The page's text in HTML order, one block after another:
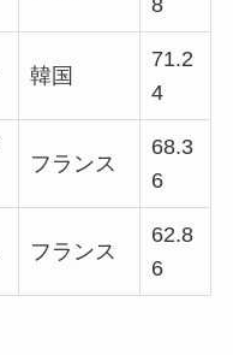
韓国
71.2
4
フランス
68.3
6
フランス
62.8
6